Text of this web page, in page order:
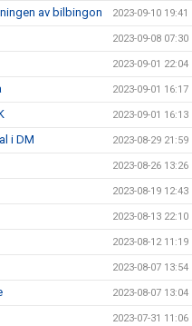
av bilbingon 2023-09-10 19:41
2023-09-08 07:30
2023-09-01 22:04
2023-09-01 16:17
2023-09-01 16:13
i DM 2023-08-29 21:59
2023-08-26 13:26
2023-08-19 12:43
2023-08-13 22:10
2023-08-12 11:19
2023-08-07 13:54
2023-08-07 13:04
2023-07-31 11:06